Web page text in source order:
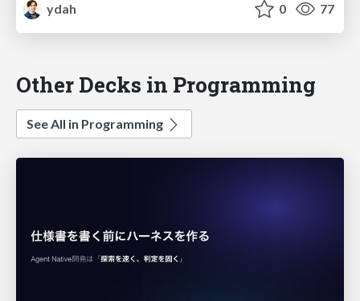
ydah
0 77
Other Decks in Programming
See All in Programming